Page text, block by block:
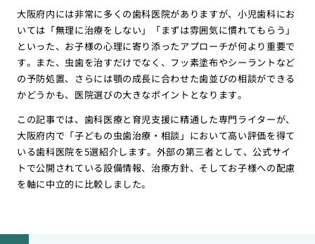
大阪府内には非常に多くの歯科医院がありますが、小児歯科にお
いては「無理に治療をしない」「まずは雰囲気に慣れてもらう」
といった、お子様の心理に寄り添ったアプローチが何より重要で
す。また、虫歯を治すだけでなく、フッ素塗布やシーラントなど
の予防処置、さらには顎の成長に合わせた歯並びの相談ができる
かどうかも、医院選びの大きなポイントとなります。
この記事では、歯科医療と育児支援に精通した専門ライターが、
大阪府内で「子どもの虫歯治療・相談」において高い評価を得て
いる歯科医院を5選紹介します。外部の第三者として、公式サイ
トで公開されている設備情報、治療方針、そしてお子様への配慮
を軸に中立的に比較しました。